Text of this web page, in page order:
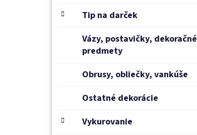
Tip na darček
Vázy, postavičky, dekoračné
predmety
Obrusy, obliečky, vankúše
Ostatné dekorácie
Vykurovanie